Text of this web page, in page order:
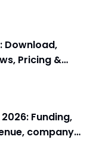
Download,
Pricing &
Funding,
company